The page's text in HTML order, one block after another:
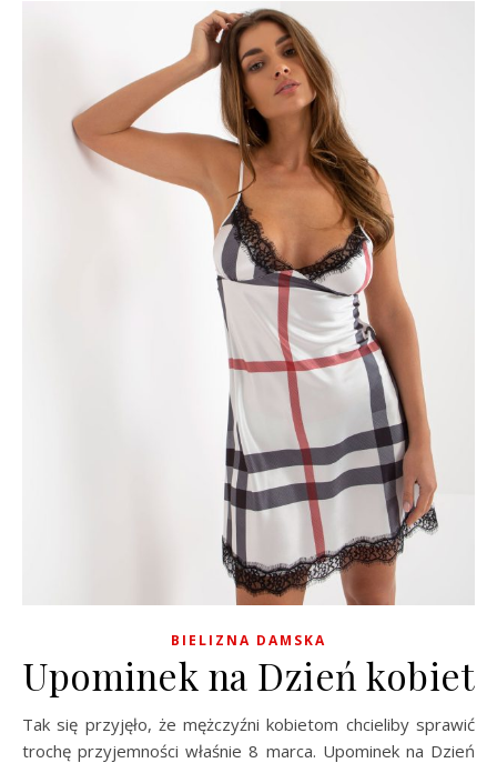
BIELIZNA DAMSKA
Upominek na Dzień kobiet
Tak się przyjęło, że mężczyźni kobietom chcieliby sprawić
trochę przyjemności właśnie 8 marca. Upominek na Dzień